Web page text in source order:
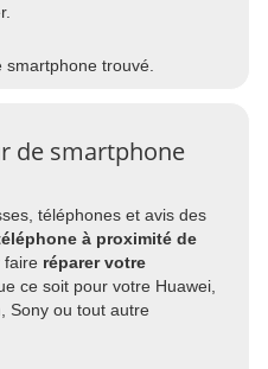
trouvé.
de smartphone
téléphones et avis des
à proximité de
faire réparer votre
ce soit pour votre Huawei,
Sony ou tout autre